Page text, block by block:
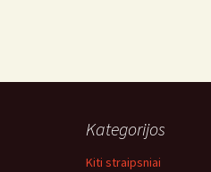
Kategorijos
Kiti straipsniai